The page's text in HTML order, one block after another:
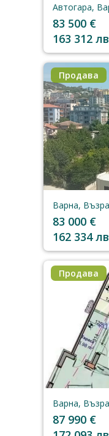
Автогара,
83 500 €
163 312
Продава
Варна,
83 000 €
162 334
Продава
Варна,
87 990 €